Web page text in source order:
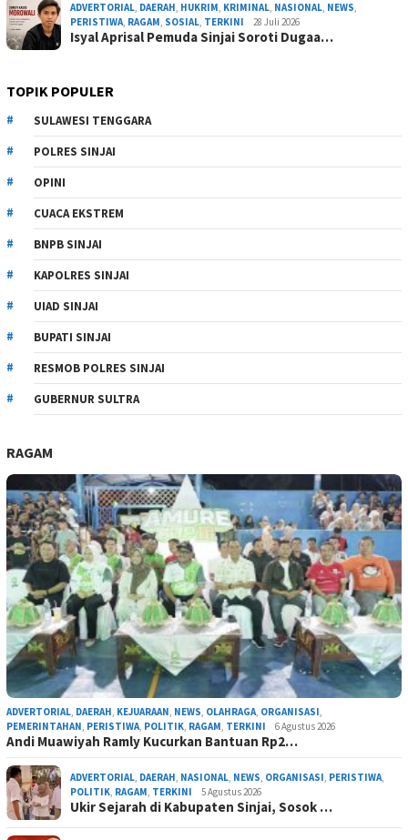
ADVERTORIAL, DAERAH, HUKRIM, KRIMINAL, NASIONAL, NEWS,
PERISTIWA, RAGAM, SOSIAL, TERKINI 28 Juli 2026
Isyal Aprisal Pemuda Sinjai Soroti Dugaa…
TOPIK POPULER
SULAWESI TENGGARA
POLRES SINJAI
OPINI
CUACA EKSTREM
BNPB SINJAI
KAPOLRES SINJAI
UIAD SINJAI
BUPATI SINJAI
RESMOB POLRES SINJAI
GUBERNUR SULTRA
RAGAM
ADVERTORIAL, DAERAH, KEJUARAAN, NEWS, OLAHRAGA, ORGANISASI,
PEMERINTAHAN, PERISTIWA, POLITIK, RAGAM, TERKINI 6 Agustus 2026
Andi Muawiyah Ramly Kucurkan Bantuan Rp2…
ADVERTORIAL, DAERAH, NASIONAL, NEWS, ORGANISASI, PERISTIWA,
POLITIK, RAGAM, TERKINI 5 Agustus 2026
Ukir Sejarah di Kabupaten Sinjai, Sosok …